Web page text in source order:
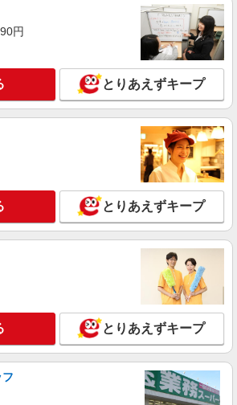
愛知県半田市 勤務詳細：半田市 通勤方法：徒
車/自転車/バイク 最寄り駅：東成岩駅から徒歩
※構内の（無料）駐車場利用OK
詳細を見る
AGT東海第一CU AGT名古屋エリア 新野CL
時給：1,220円〜 月収例：218,000円（時給
実働×20日稼働＋各種手当）
愛知県半田市 勤務詳細：半田市 通勤方法：徒
/自転車/バイク 最寄り駅：青山駅から車8分
詳細を見る
ス/お仕事No/0870645
を取り付ける作業
時給1600円 月収例：256000円以上（残業・休
手当て等が含まれています） 交通費全額支
愛知県半田市 ＊車・バイク通勤OK
円
とりあえずキープ
とりあえずキープ
とりあえずキープ